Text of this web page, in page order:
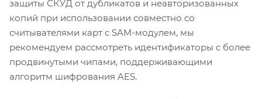
защиты СКУД от дубликатов и неавторизованных
копий при использовании совместно со
считывателями карт с SAM-модулем, мы
рекомендуем рассмотреть идентификаторы с более
продвинутыми чипами, поддерживающими
алгоритм шифрования AES.